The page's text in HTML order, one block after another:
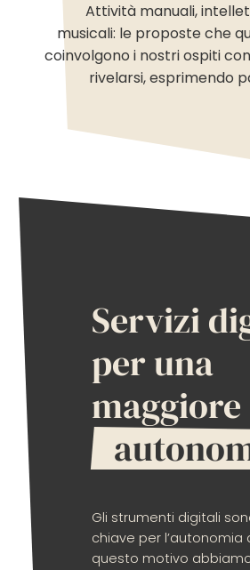
Attività manuali,
musicali: le proposte che
coinvolgono i nostri ospiti
rivelarsi, esprimendo
Servizi
per una
maggiore
Gli strumenti digitali
chiave per l’autonomia
questo motivo